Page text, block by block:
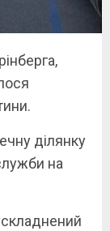
ділянку
на